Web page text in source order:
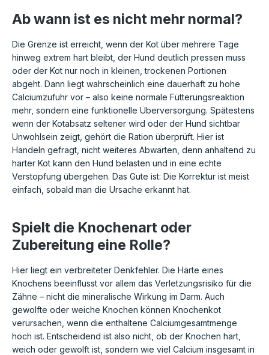
Ab wann ist es nicht mehr normal?
Die Grenze ist erreicht, wenn der Kot über mehrere Tage
hinweg extrem hart bleibt, der Hund deutlich pressen muss
oder der Kot nur noch in kleinen, trockenen Portionen
abgeht. Dann liegt wahrscheinlich eine dauerhaft zu hohe
Calciumzufuhr vor – also keine normale Fütterungsreaktion
mehr, sondern eine funktionelle Überversorgung. Spätestens
wenn der Kotabsatz seltener wird oder der Hund sichtbar
Unwohlsein zeigt, gehört die Ration überprüft. Hier ist
Handeln gefragt, nicht weiteres Abwarten, denn anhaltend zu
harter Kot kann den Hund belasten und in eine echte
Verstopfung übergehen. Das Gute ist: Die Korrektur ist meist
einfach, sobald man die Ursache erkannt hat.
Spielt die Knochenart oder
Zubereitung eine Rolle?
Hier liegt ein verbreiteter Denkfehler. Die Härte eines
Knochens beeinflusst vor allem das Verletzungsrisiko für die
Zähne – nicht die mineralische Wirkung im Darm. Auch
gewolfte oder weiche Knochen können Knochenkot
verursachen, wenn die enthaltene Calciumgesamtmenge
hoch ist. Entscheidend ist also nicht, ob der Knochen hart,
weich oder gewolft ist, sondern wie viel Calcium insgesamt in